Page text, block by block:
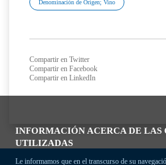
INFORMACIÓN ACERCA DE LAS
UTILIZADAS
Le informamos que en el transcurso de su
Denominación de Origen; Vino
Compartir en Twitter
Compartir en Facebook
Compartir en LinkedIn